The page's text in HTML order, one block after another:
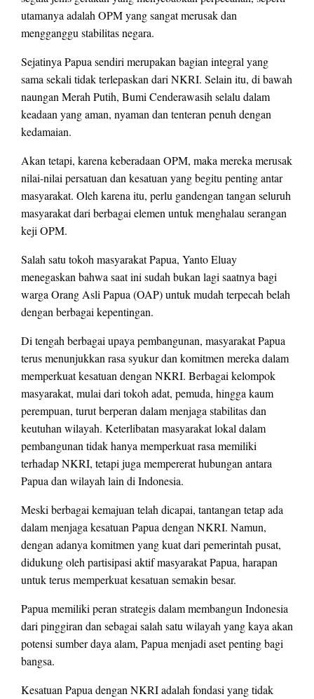
utamanya adalah OPM yang sangat merusak dan
mengganggu stabilitas negara.
Sejatinya Papua sendiri merupakan bagian integral yang
sama sekali tidak terlepaskan dari NKRI. Selain itu, di bawah
naungan Merah Putih, Bumi Cenderawasih selalu dalam
keadaan yang aman, nyaman dan tenteran penuh dengan
kedamaian.
Akan tetapi, karena keberadaan OPM, maka mereka merusak
nilai-nilai persatuan dan kesatuan yang begitu penting antar
masyarakat. Oleh karena itu, perlu gandengan tangan seluruh
masyarakat dari berbagai elemen untuk menghalau serangan
keji OPM.
Salah satu tokoh masyarakat Papua, Yanto Eluay
menegaskan bahwa saat ini sudah bukan lagi saatnya bagi
warga Orang Asli Papua (OAP) untuk mudah terpecah belah
dengan berbagai kepentingan.
Di tengah berbagai upaya pembangunan, masyarakat Papua
terus menunjukkan rasa syukur dan komitmen mereka dalam
memperkuat kesatuan dengan NKRI. Berbagai kelompok
masyarakat, mulai dari tokoh adat, pemuda, hingga kaum
perempuan, turut berperan dalam menjaga stabilitas dan
keutuhan wilayah. Keterlibatan masyarakat lokal dalam
pembangunan tidak hanya memperkuat rasa memiliki
terhadap NKRI, tetapi juga mempererat hubungan antara
Papua dan wilayah lain di Indonesia.
Meski berbagai kemajuan telah dicapai, tantangan tetap ada
dalam menjaga kesatuan Papua dengan NKRI. Namun,
dengan adanya komitmen yang kuat dari pemerintah pusat,
didukung oleh partisipasi aktif masyarakat Papua, harapan
untuk terus memperkuat kesatuan semakin besar.
Papua memiliki peran strategis dalam membangun Indonesia
dari pinggiran dan sebagai salah satu wilayah yang kaya akan
potensi sumber daya alam, Papua menjadi aset penting bagi
bangsa.
Kesatuan Papua dengan NKRI adalah fondasi yang tidak